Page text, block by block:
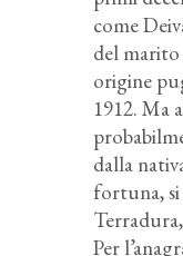
come
del
origine
1912. Ma
dalla
fortuna, si
Per